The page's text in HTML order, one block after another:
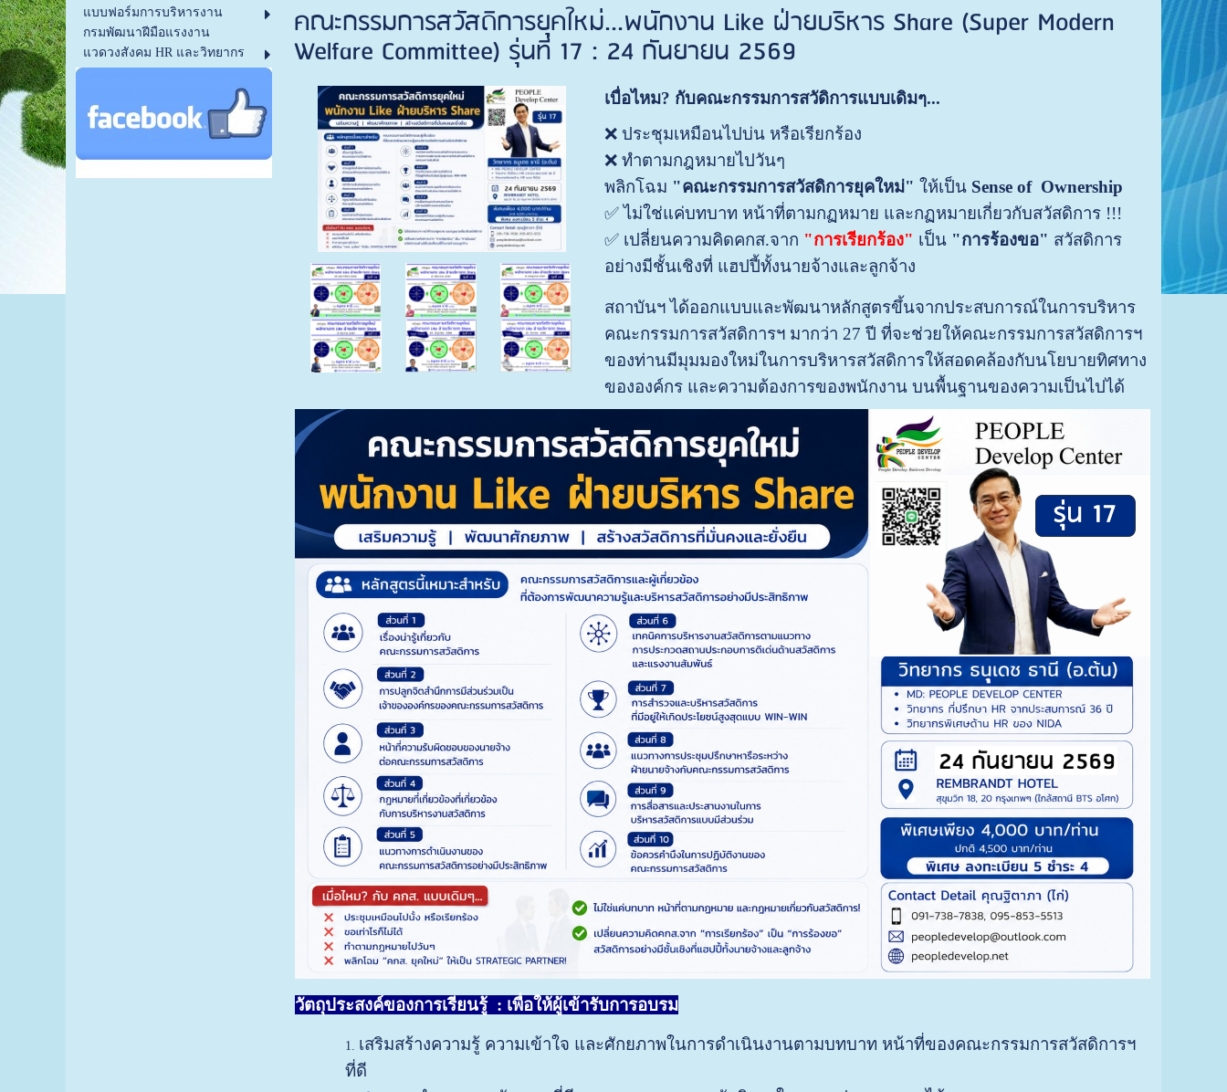
แบบฟอร์มการบริหารงาน
กรมพัฒนาฝีมือแรงงาน
แวดวงสังคม HR และวิทยากร
คณะกรรมการสวัสดิการยุคใหม่...พนักงาน Like ฝ่ายบริหาร Share (Super Modern
Welfare Committee) รุ่นที่ 17 : 24 กันยายน 2569
​เบื่อไหม? กับคณะกรรมการสวัดิการแบบเดิมๆ...
❌ ประชุมเหมือนไปบ่น หรือเรียกร้อง
❌ ทำตามกฎหมายไปวันๆ
​พลิกโฉม "คณะกรรมการสวัสดิการยุคใหม่" ให้เป็น Sense of Ownership
✅ ไม่ใช่แค่บทบาท หน้าที่ตามกฏหมาย และกฏหมายเกี่ยวกับสวัสดิการ !!!
✅ เปลี่ยนความคิดคกส.จาก "การเรียกร้อง" เป็น "การร้องขอ" สวัสดิการ
อย่างมีชั้นเชิงที่ แฮปปี้ทั้งนายจ้างและลูกจ้าง
สถาบันฯ ได้ออกแบบและพัฒนาหลักสูตรขึ้นจากประสบการณ์ในการบริหาร
คณะกรรมการสวัสดิการฯ มากว่า 27 ปี ที่จะช่วยให้คณะกรรมการสวัสดิการฯ
ของท่านมีมุมมองใหม่ในการบริหารสวัสดิการให้สอดคล้องกับนโยบายทิศทาง
ขององค์กร และความต้องการของพนักงาน บนพื้นฐานของความเป็นไปได้
วัตถุประสงค์ของการเรียนรู้ : เพื่อให้ผู้เข้ารับการอบรม
เสริมสร้างความรู้ ความเข้าใจ และศักยภาพในการดำเนินงานตามบทบาท หน้าที่ของคณะกรรมการสวัสดิการฯ
ที่ดี